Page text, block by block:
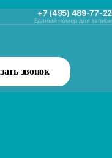
+7 (495) 489-77-22
Единый номер для записи
звонок